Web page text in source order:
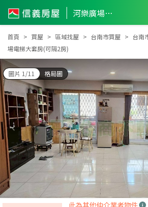
河樂廣場電梯大套房(可隔2房)
河樂廣
首頁 買屋 區域找屋 台南市買屋 台南
場電梯大套房(可隔2房)
圖片 1/11 格局圖
此為其他仲介業者物件